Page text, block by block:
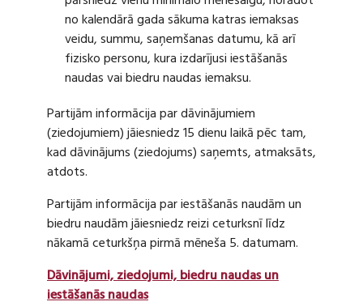
no kalendārā gada sākuma katras iemaksas
veidu, summu, saņemšanas datumu, kā arī
fizisko personu, kura izdarījusi iestāšanās
naudas vai biedru naudas iemaksu.
Partijām informācija par dāvinājumiem
(ziedojumiem) jāiesniedz 15 dienu laikā pēc tam,
kad dāvinājums (ziedojums) saņemts, atmaksāts,
atdots.
Partijām informācija par iestāšanās naudām un
biedru naudām jāiesniedz reizi ceturksnī līdz
nākamā ceturkšņa pirmā mēneša 5. datumam.
Dāvinājumi, ziedojumi, biedru naudas un
iestāšanās naudas